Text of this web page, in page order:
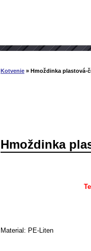
Kotvenie » Hmoždinka plastová-
Hmoždinka
Material: PE-Liten